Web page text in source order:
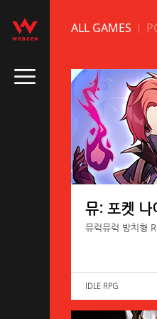
ALL GAMES
뮤: 포켓 나
뮤럭뮤럭 방치형
IDLE RPG